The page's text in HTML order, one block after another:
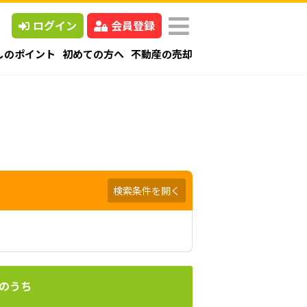
ログイン 会員登録
のポイント 初めての方へ 不動産の売却
検索条件を開く
うち